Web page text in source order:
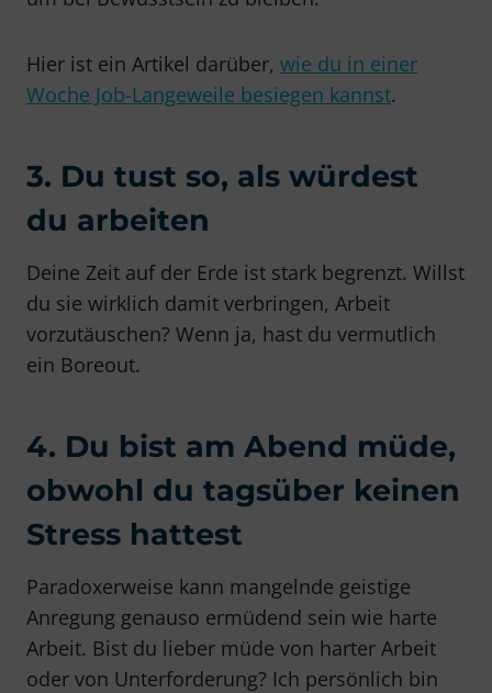
Hier ist ein Artikel darüber, wie du in einer
Woche Job-Langeweile besiegen kannst.
3. Du tust so, als würdest
du arbeiten
Deine Zeit auf der Erde ist stark begrenzt. Willst
du sie wirklich damit verbringen, Arbeit
vorzutäuschen? Wenn ja, hast du vermutlich
ein Boreout.
4. Du bist am Abend müde,
obwohl du tagsüber keinen
Stress hattest
Paradoxerweise kann mangelnde geistige
Anregung genauso ermüdend sein wie harte
Arbeit. Bist du lieber müde von harter Arbeit
oder von Unterforderung? Ich persönlich bin